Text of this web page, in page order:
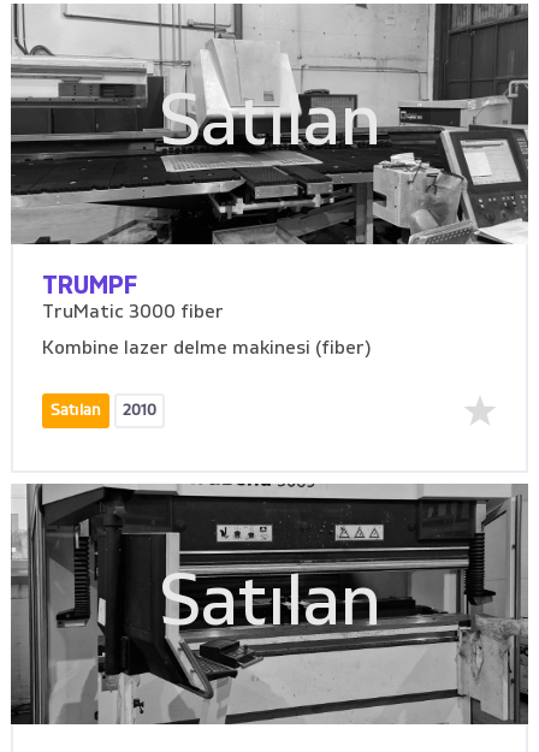
Satılan
TRUMPF
TruMatic 3000 fiber
Kombine lazer delme makinesi (fiber)
Satılan 2010
Satılan